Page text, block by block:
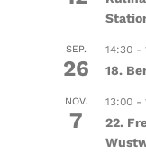
SEP.
26
14:30-
18.
NOV.
7
13:00-
22.